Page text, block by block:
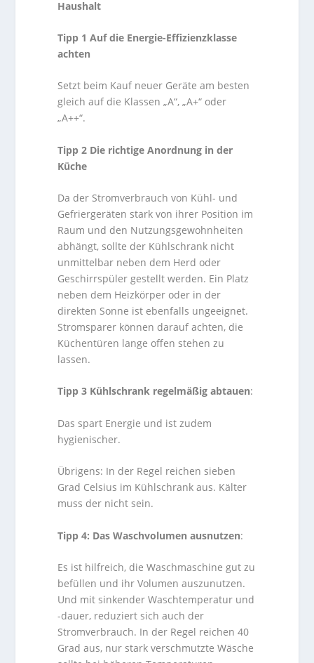
Haushalt
Tipp 1 Auf die Energie-Effizienzklasse
achten
Setzt beim Kauf neuer Geräte am besten
gleich auf die Klassen „A“, „A+“ oder
„A++“.
Tipp 2 Die richtige Anordnung in der
Küche
Da der Stromverbrauch von Kühl- und
Gefriergeräten stark von ihrer Position im
Raum und den Nutzungsgewohnheiten
abhängt, sollte der Kühlschrank nicht
unmittelbar neben dem Herd oder
Geschirrspüler gestellt werden. Ein Platz
neben dem Heizkörper oder in der
direkten Sonne ist ebenfalls ungeeignet.
Stromsparer können darauf achten, die
Küchentüren lange offen stehen zu
lassen.
Tipp 3 Kühlschrank regelmäßig abtauen:
Das spart Energie und ist zudem
hygienischer.
Übrigens: In der Regel reichen sieben
Grad Celsius im Kühlschrank aus. Kälter
muss der nicht sein.
Tipp 4: Das Waschvolumen ausnutzen:
Es ist hilfreich, die Waschmaschine gut zu
befüllen und ihr Volumen auszunutzen.
Und mit sinkender Waschtemperatur und
-dauer, reduziert sich auch der
Stromverbrauch. In der Regel reichen 40
Grad aus, nur stark verschmutzte Wäsche